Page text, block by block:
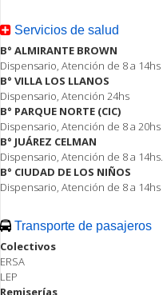
Servicios de salud
B° ALMIRANTE BROWN
Dispensario, Atención de 8 a 14hs
B° VILLA LOS LLANOS
Dispensario, Atención 24hs
B° PARQUE NORTE (CIC)
Dispensario, Atención de 8 a 20hs
B° JUÁREZ CELMAN
Dispensario, Atención de 8 a 14hs.
B° CIUDAD DE LOS NIÑOS
Dispensario, Atención de 8 a 14hs
Transporte de pasajeros
Colectivos
ERSA
LEP
Remiserías